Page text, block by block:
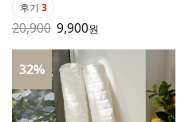
후기 3
20,900 9,900원
32%